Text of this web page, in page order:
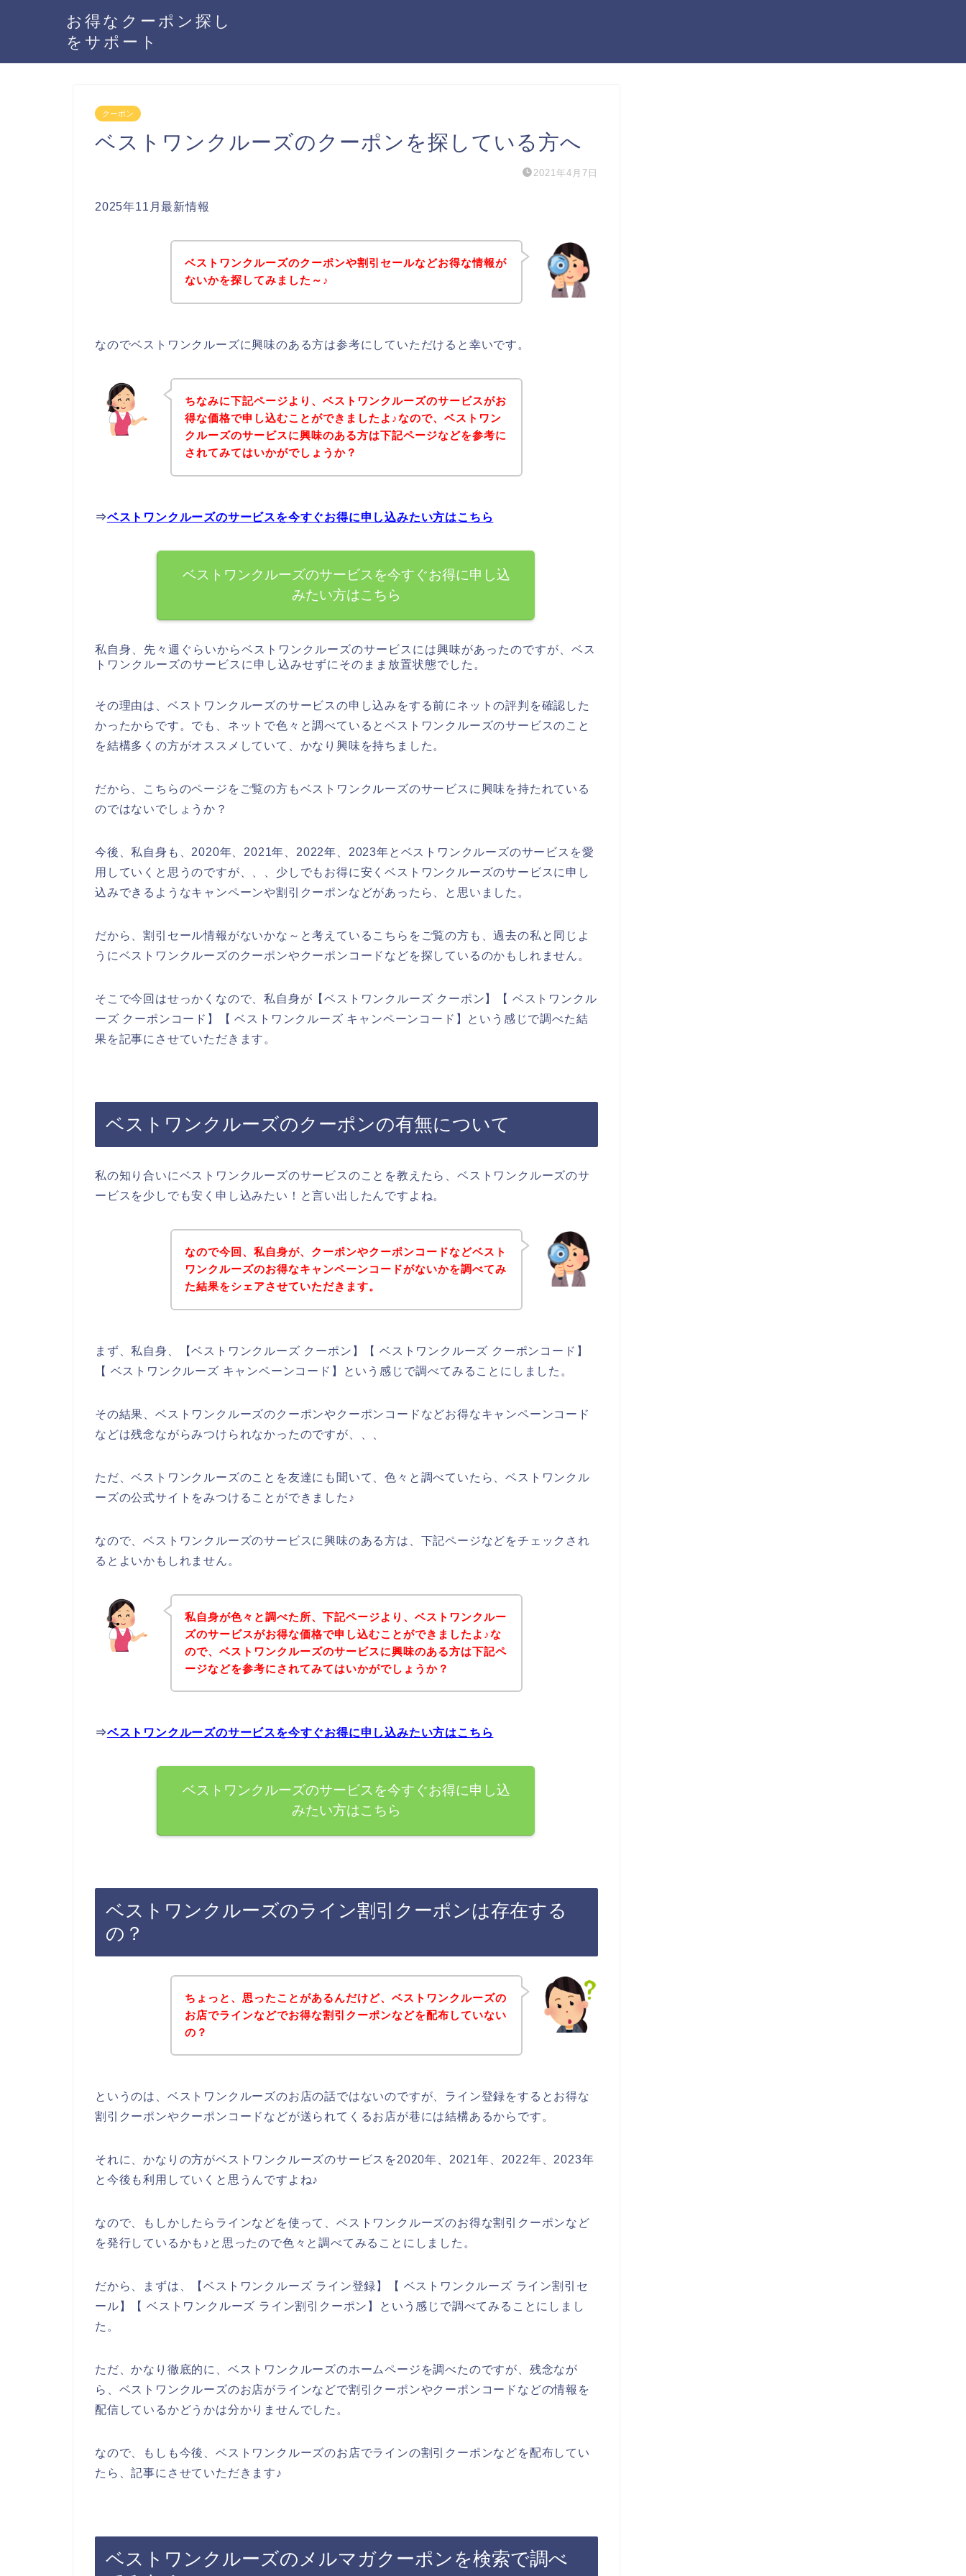
お得なクーポン探し
をサポート
クーポン
ベストワンクルーズのクーポンを探している方へ
2021年4月7日
2025年11月最新情報
ベストワンクルーズのクーポンや割引セールなどお得な情報が
ないかを探してみました～♪
なのでベストワンクルーズに興味のある方は参考にしていただけると幸いです。
ちなみに下記ページより、ベストワンクルーズのサービスがお
得な価格で申し込むことができましたよ♪なので、ベストワン
クルーズのサービスに興味のある方は下記ページなどを参考に
されてみてはいかがでしょうか？
⇒ベストワンクルーズのサービスを今すぐお得に申し込みたい方はこちら
ベストワンクルーズのサービスを今すぐお得に申し込
みたい方はこちら
私自身、先々週ぐらいからベストワンクルーズのサービスには興味があったのですが、ベス
トワンクルーズのサービスに申し込みせずにそのまま放置状態でした。
その理由は、ベストワンクルーズのサービスの申し込みをする前にネットの評判を確認した
かったからです。でも、ネットで色々と調べているとベストワンクルーズのサービスのこと
を結構多くの方がオススメしていて、かなり興味を持ちました。
だから、こちらのページをご覧の方もベストワンクルーズのサービスに興味を持たれている
のではないでしょうか？
今後、私自身も、2020年、2021年、2022年、2023年とベストワンクルーズのサービスを愛
用していくと思うのですが、、、少しでもお得に安くベストワンクルーズのサービスに申し
込みできるようなキャンペーンや割引クーポンなどがあったら、と思いました。
だから、割引セール情報がないかな～と考えているこちらをご覧の方も、過去の私と同じよ
うにベストワンクルーズのクーポンやクーポンコードなどを探しているのかもしれません。
そこで今回はせっかくなので、私自身が【ベストワンクルーズ クーポン】【 ベストワンクル
ーズ クーポンコード】【 ベストワンクルーズ キャンペーンコード】という感じで調べた結
果を記事にさせていただきます。
ベストワンクルーズのクーポンの有無について
私の知り合いにベストワンクルーズのサービスのことを教えたら、ベストワンクルーズのサ
ービスを少しでも安く申し込みたい！と言い出したんですよね。
なので今回、私自身が、クーポンやクーポンコードなどベスト
ワンクルーズのお得なキャンペーンコードがないかを調べてみ
た結果をシェアさせていただきます。
まず、私自身、【ベストワンクルーズ クーポン】【 ベストワンクルーズ クーポンコード】
【 ベストワンクルーズ キャンペーンコード】という感じで調べてみることにしました。
その結果、ベストワンクルーズのクーポンやクーポンコードなどお得なキャンペーンコード
などは残念ながらみつけられなかったのですが、、、
ただ、ベストワンクルーズのことを友達にも聞いて、色々と調べていたら、ベストワンクル
ーズの公式サイトをみつけることができました♪
なので、ベストワンクルーズのサービスに興味のある方は、下記ページなどをチェックされ
るとよいかもしれません。
私自身が色々と調べた所、下記ページより、ベストワンクルー
ズのサービスがお得な価格で申し込むことができましたよ♪な
ので、ベストワンクルーズのサービスに興味のある方は下記ペ
ージなどを参考にされてみてはいかがでしょうか？
⇒ベストワンクルーズのサービスを今すぐお得に申し込みたい方はこちら
ベストワンクルーズのサービスを今すぐお得に申し込
みたい方はこちら
ベストワンクルーズのライン割引クーポンは存在する
の？
ちょっと、思ったことがあるんだけど、ベストワンクルーズの
お店でラインなどでお得な割引クーポンなどを配布していない
の？
というのは、ベストワンクルーズのお店の話ではないのですが、ライン登録をするとお得な
割引クーポンやクーポンコードなどが送られてくるお店が巷には結構あるからです。
それに、かなりの方がベストワンクルーズのサービスを2020年、2021年、2022年、2023年
と今後も利用していくと思うんですよね♪
なので、もしかしたらラインなどを使って、ベストワンクルーズのお得な割引クーポンなど
を発行しているかも♪と思ったので色々と調べてみることにしました。
だから、まずは、【ベストワンクルーズ ライン登録】【 ベストワンクルーズ ライン割引セ
ール】【 ベストワンクルーズ ライン割引クーポン】という感じで調べてみることにしまし
た。
ただ、かなり徹底的に、ベストワンクルーズのホームページを調べたのですが、残念なが
ら、ベストワンクルーズのお店がラインなどで割引クーポンやクーポンコードなどの情報を
配信しているかどうかは分かりませんでした。
なので、もしも今後、ベストワンクルーズのお店でラインの割引クーポンなどを配布してい
たら、記事にさせていただきます♪
ベストワンクルーズのメルマガクーポンを検索で調べ